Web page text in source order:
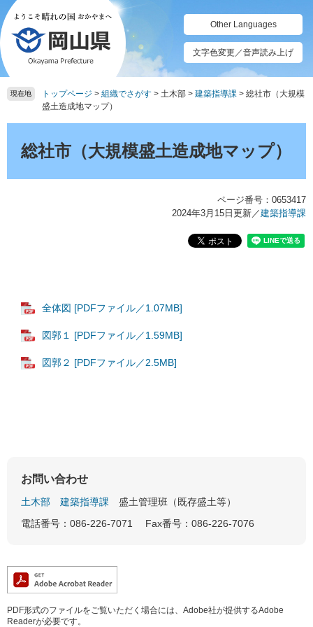
ペ
ー
ジ
の
先
頭
メ
ニ
ュ
ー
を
飛
て
Other Languages
文字色変更／音声読み上げ
現在地 トップページ > 組織でさがす > 土木部 > 建築指導課 > 総社市（大規模
盛土造成地マップ）
総社市（大規模盛土造成地マップ）
ページ番号：0653417
2024年3月15日更新／建築指導課
全体図 [PDFファイル／1.07MB]
図郭１ [PDFファイル／1.59MB]
図郭２ [PDFファイル／2.5MB]
お問い合わせ
土木部 建築指導課
盛土管理班（既存盛土等）
電話番号：086-226-7071
Fax番号：086-226-7076
PDF形式のファイルをご覧いただく場合には、Adobe社が提供するAdobe
Readerが必要です。